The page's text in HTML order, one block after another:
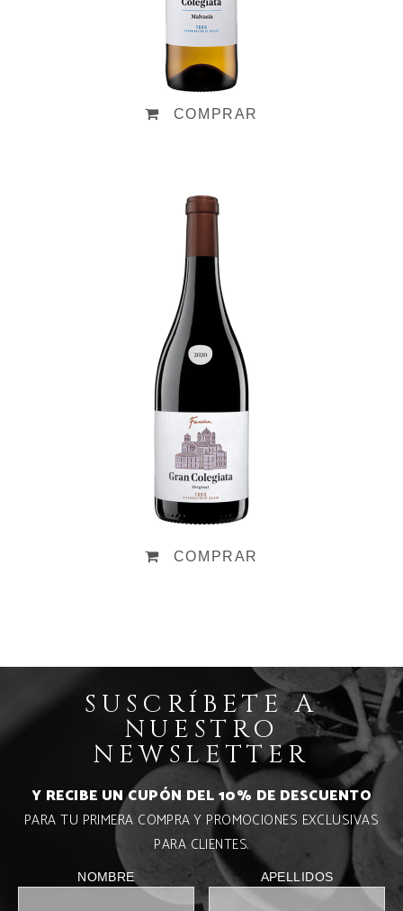
COMPRAR
Gran Colegiata
Original 2020
COMPRAR
SUSCRÍBETE A
NUESTRO
NEWSLETTER
Y RECIBE UN CUPÓN DEL 10% DE DESCUENTO
PARA TU PRIMERA COMPRA Y PROMOCIONES EXCLUSIVAS
PARA CLIENTES.
NOMBRE APELLIDOS